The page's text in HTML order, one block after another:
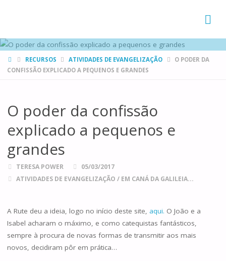
HOMERECURSOS ATIVIDADES DE EVANGELIZAÇÃO
O PODER DA
CONFISSÃO EXPLICADO A PEQUENOS E GRANDES
O poder da confissão
explicado a pequenos e
grandes
TERESA POWER
05/03/2017
ATIVIDADES DE EVANGELIZAÇÃO / EM CANÁ DA GALILEIA...
A Rute deu a ideia, logo no início deste site, aqui. O João e a
Isabel acharam o máximo, e como catequistas fantásticos,
sempre à procura de novas formas de transmitir aos mais
novos, decidiram pôr em prática…